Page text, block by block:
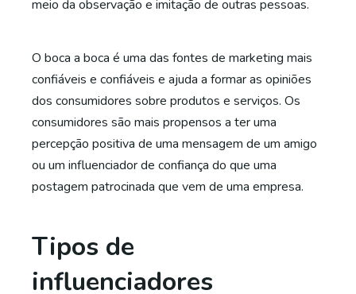
meio da observação e imitação de outras pessoas.
O boca a boca é uma das fontes de marketing mais
confiáveis e confiáveis e ajuda a formar as opiniões
dos consumidores sobre produtos e serviços. Os
consumidores são mais propensos a ter uma
percepção positiva de uma mensagem de um amigo
ou um influenciador de confiança do que uma
postagem patrocinada que vem de uma empresa.
Tipos de
influenciadores